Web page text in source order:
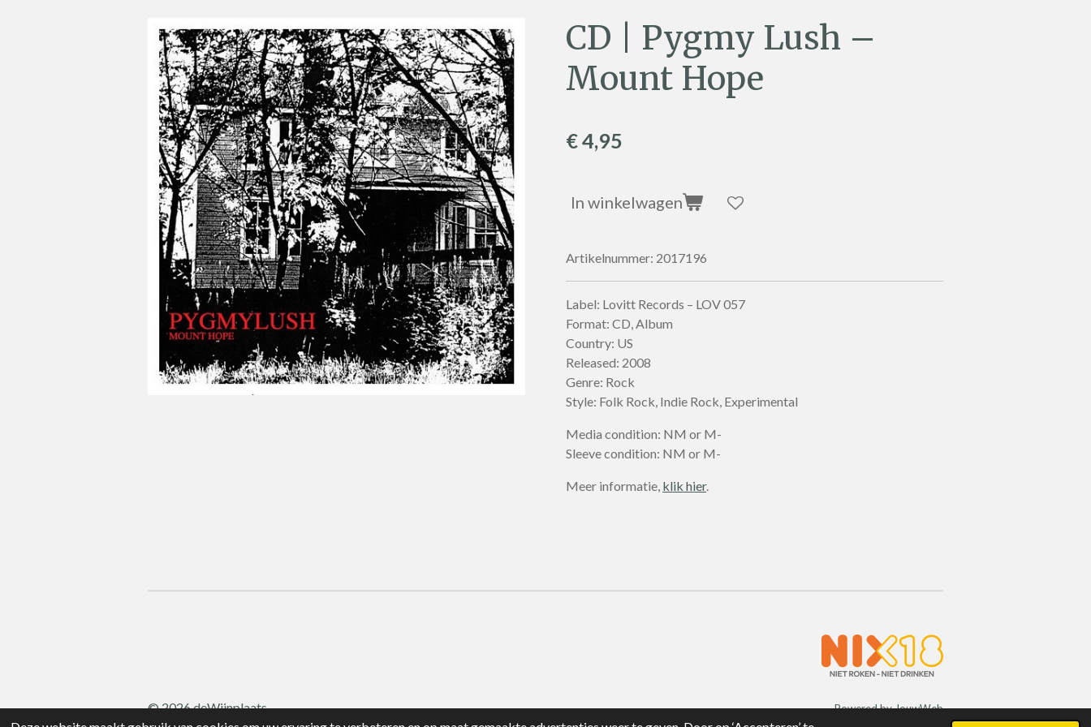
CD | Pygmy Lush –
Mount Hope
€ 4,95
In winkelwagen
Artikelnummer: 2017196
Label: Lovitt Records – LOV 057
Format: CD, Album
Country: US
Released: 2008
Genre: Rock
Style: Folk Rock, Indie Rock, Experimental
Media condition: NM or M-
Sleeve condition: NM or M-
Meer informatie, klik hier.
© 2026 deWijnplaats Powered byJouwWeb